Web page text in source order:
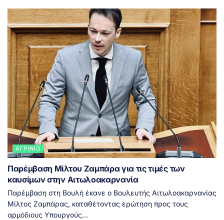
ΑΓΡΊΝΙΟ
Παρέμβαση Μίλτου Ζαμπάρα για τις τιμές των
καυσίμων στην Αιτωλοακαρνανία
Παρέμβαση στη Βουλή έκανε ο Βουλευτής Αιτωλοακαρνανίας
Μίλτος Ζαμπάρας, καταθέτοντας ερώτηση προς τους
αρμόδιους Υπουργούς...